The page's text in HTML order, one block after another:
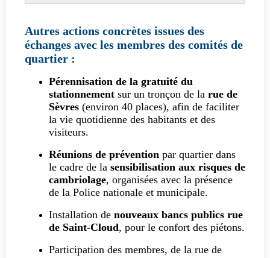
Autres actions concrètes issues des
échanges avec les membres des comités de
quartier :
Pérennisation de la gratuité du
stationnement sur un tronçon de la rue de
Sèvres (environ 40 places), afin de faciliter
la vie quotidienne des habitants et des
visiteurs.
Réunions de prévention par quartier dans
le cadre de la sensibilisation aux risques de
cambriolage, organisées avec la présence
de la Police nationale et municipale.
Installation de nouveaux bancs publics rue
de Saint-Cloud, pour le confort des piétons.
Participation des membres, de la rue de